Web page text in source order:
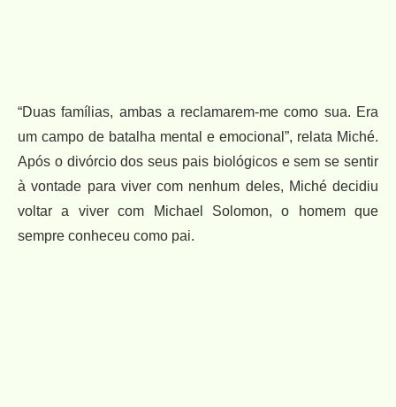
“Duas famílias, ambas a reclamarem-me como sua. Era
um campo de batalha mental e emocional”, relata Miché.
Após o divórcio dos seus pais biológicos e sem se sentir
à vontade para viver com nenhum deles, Miché decidiu
voltar a viver com Michael Solomon, o homem que
sempre conheceu como pai.